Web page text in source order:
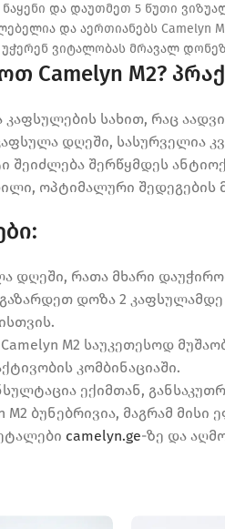
და დაუთმეთ 5 წუთი
და აერთიანებს
ვიტალობას მრავალ
Camelyn M2?
კაფსულების სახით, რაც
დღეში, სასურველია
შეიძლება შერწყმდეს
ოპტიმალური შედეგების
დღეში, რათა მხარი
დოზა 2
M2 საუკეთესოდ
კომბინაციაში.
ექიმთან,
M2 ბუნებრივია, მაგრამ
camelyn.ge-ზე და